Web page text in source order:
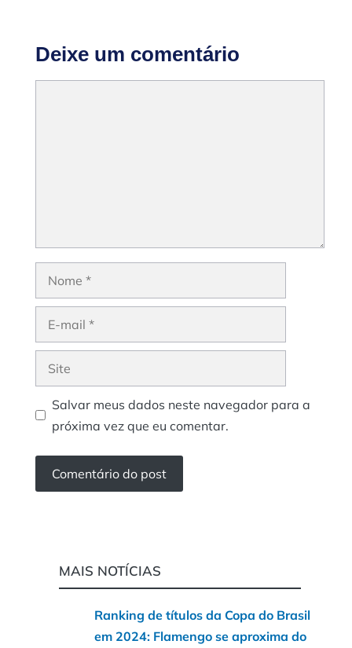
Deixe um comentário
Salvar meus dados neste navegador para a
próxima vez que eu comentar.
MAIS NOTÍCIAS
Ranking de títulos da Copa do Brasil
em 2024: Flamengo se aproxima do